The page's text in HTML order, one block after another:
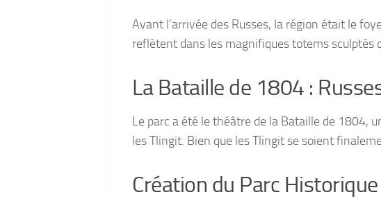
Avant l’arrivée des Russes, la région était le
reflètent dans les magnifiques totems sculptés
La Bataille de 1804 :
Le parc a été le théâtre de la Bataille de 1804,
les Tlingit. Bien que les Tlingit se soient
Création du Parc